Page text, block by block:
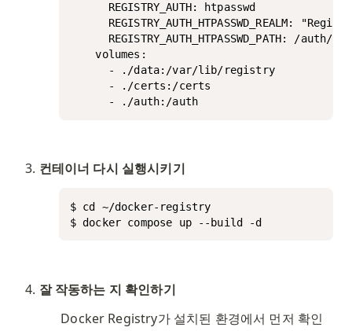
      REGISTRY_AUTH: htpasswd
REGISTRY_AUTH_HTPASSWD_REALM:
REGISTRY_AUTH_HTPASSWD_PATH: /auth/
    volumes:
      - ./data:/var/lib/registry
      - ./certs:/certs
      - ./auth:/auth
컨테이너 다시 실행시키기
$ cd ~/docker-registry
$ docker compose up --build -d
잘 작동하는 지 확인하기
Docker Registry가 설치된 환경에서 먼저 확인